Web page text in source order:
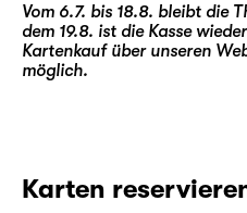
Vom 6.7. bis 18.8. bleibt die
dem 19.8. ist die Kasse
Kartenkauf über unseren
möglich.
Karten